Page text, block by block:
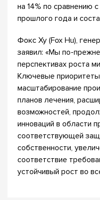
на 14% по сравнению
прошлого года и
Фокс Ху (Fox Hu),
заявил: «Мы по-
перспективах роста
Ключевые
масштабирование
планов лечения,
возможностей,
инноваций в области
соответствующей
собственности,
соответствие
устойчивый рост во